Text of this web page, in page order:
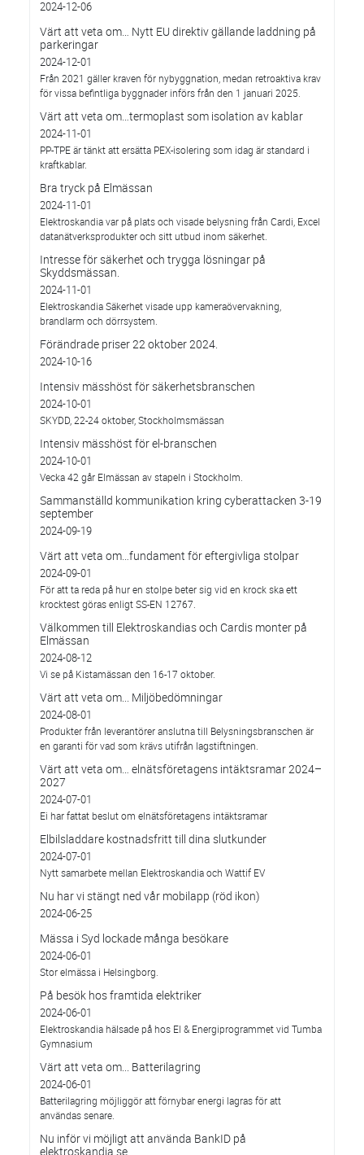
2024-12-06
Värt att veta om… Nytt EU direktiv gällande laddning på
parkeringar
2024-12-01
Från 2021 gäller kraven för nybyggnation, medan retroaktiva krav
för vissa befintliga byggnader införs från den 1 januari 2025.
Värt att veta om…termoplast som isolation av kablar
2024-11-01
PP-TPE är tänkt att ersätta PEX-isolering som idag är standard i
kraftkablar.
Bra tryck på Elmässan
2024-11-01
Elektroskandia var på plats och visade belysning från Cardi, Excel
datanätverksprodukter och sitt utbud inom säkerhet.
Intresse för säkerhet och trygga lösningar på
Skyddsmässan.
2024-11-01
Elektroskandia Säkerhet visade upp kameraövervakning,
brandlarm och dörrsystem.
Förändrade priser 22 oktober 2024.
2024-10-16
Intensiv mässhöst för säkerhetsbranschen
2024-10-01
SKYDD, 22-24 oktober, Stockholmsmässan
Intensiv mässhöst för el-branschen
2024-10-01
Vecka 42 går Elmässan av stapeln i Stockholm.
Sammanställd kommunikation kring cyberattacken 3-19
september
2024-09-19
Värt att veta om…fundament för eftergivliga stolpar
2024-09-01
För att ta reda på hur en stolpe beter sig vid en krock ska ett
krocktest göras enligt SS-EN 12767.
Välkommen till Elektroskandias och Cardis monter på
Elmässan
2024-08-12
Vi se på Kistamässan den 16-17 oktober.
Värt att veta om... Miljöbedömningar
2024-08-01
Produkter från leverantörer anslutna till Belysningsbranschen är
en garanti för vad som krävs utifrån lagstiftningen.
Värt att veta om… elnätsföretagens intäktsramar 2024–
2027
2024-07-01
Ei har fattat beslut om elnätsföretagens intäktsramar
Elbilsladdare kostnadsfritt till dina slutkunder
2024-07-01
Nytt samarbete mellan Elektroskandia och Wattif EV
Nu har vi stängt ned vår mobilapp (röd ikon)
2024-06-25
Mässa i Syd lockade många besökare
2024-06-01
Stor elmässa i Helsingborg.
På besök hos framtida elektriker
2024-06-01
Elektroskandia hälsade på hos El & Energiprogrammet vid Tumba
Gymnasium
Värt att veta om... Batterilagring
2024-06-01
Batterilagring möjliggör att förnybar energi lagras för att
användas senare.
Nu inför vi möjligt att använda BankID på
elektroskandia.se